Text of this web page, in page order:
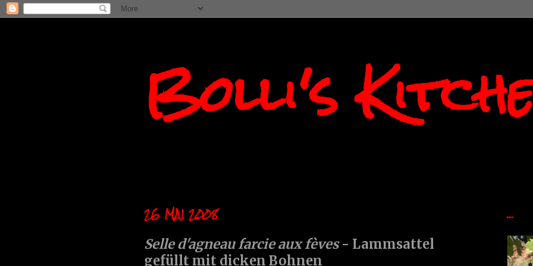
Bolli's
26 MAI 2008
Selle d'agneau farcie aux fèves- Lammsattel
gefüllt mit dicken Bohnen
...